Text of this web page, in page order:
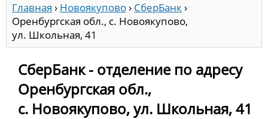
Главная › Новоякупово› СберБанк›
Оренбургская обл., с. Новоякупово,
ул. Школьная, 41
СберБанк - отделение по адресу
Оренбургская обл.,
с. Новоякупово, ул. Школьная, 41